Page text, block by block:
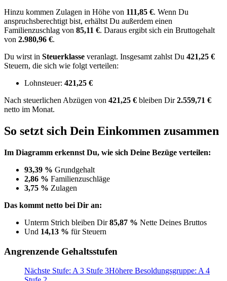
Hinzu kommen Zulagen in Höhe von 111,85 €. Wenn Du
anspruchsberechtigt bist, erhältst Du außerdem einen
Familienzuschlag von 85,11 €. Daraus ergibt sich ein Bruttogehalt
von 2.980,96 €.
Du wirst in Steuerklasse veranlagt. Insgesamt zahlst Du 421,25 €
Steuern, die sich wie folgt verteilen:
Lohnsteuer: 421,25 €
Nach steuerlichen Abzügen von 421,25 € bleiben Dir2.559,71 €
netto im Monat.
So setzt sich Dein Einkommen zusammen
Im Diagramm erkennst Du, wie sich Deine Bezüge verteilen:
93,39 % Grundgehalt
2,86 % Familienzuschläge
3,75 % Zulagen
Das kommt netto bei Dir an:
Unterm Strich bleiben Dir85,87 % Nette Deines Bruttos
Und 14,13 % für Steuern
Angrenzende Gehaltsstufen
Nächste Stufe: A 3 Stufe 3Höhere Besoldungsgruppe: A 4